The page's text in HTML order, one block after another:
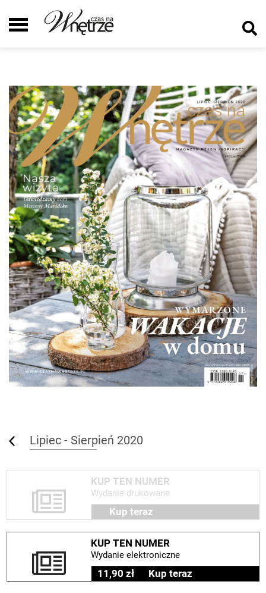
Lipiec - Sierpień 2020
KUP TEN NUMER
Wydanie drukowane
Kup teraz
KUP TEN NUMER
Wydanie elektroniczne
11,90 zł Kup teraz